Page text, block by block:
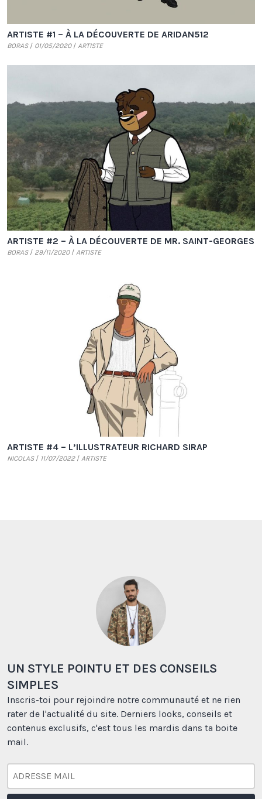
ARTISTE #1 – À LA DÉCOUVERTE DE ARIDAN512
BORAS 01/05/2020 ARTISTE
ARTISTE #2 – À LA DÉCOUVERTE DE MR. SAINT-GEORGES
BORAS 29/11/2020 ARTISTE
ARTISTE #4 – L’ILLUSTRATEUR RICHARD SIRAP
NICOLAS 11/07/2022 ARTISTE
UN STYLE POINTU ET DES CONSEILS
SIMPLES
Inscris-toi pour rejoindre notre communauté et ne rien
rater de l'actualité du site. Derniers looks, conseils et
contenus exclusifs, c'est tous les mardis dans ta boite
mail.